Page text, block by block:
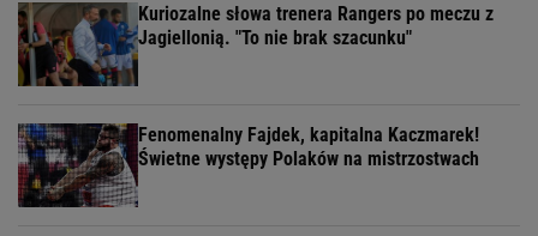
Kuriozalne słowa trenera Rangers po meczu z
Jagiellonią. "To nie brak szacunku"
Fenomenalny Fajdek, kapitalna Kaczmarek!
Świetne występy Polaków na mistrzostwach